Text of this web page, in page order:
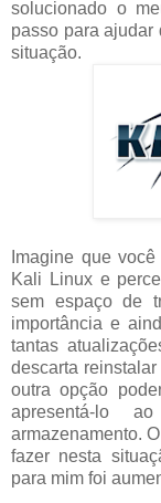
solucionado o
passo para ajudar
situação.
Imagine que
Kali Linux e
sem espaço de
importância e
tantas
descarta
outra opção
apresentá-lo
armazenamento.
fazer nesta
para mim foi